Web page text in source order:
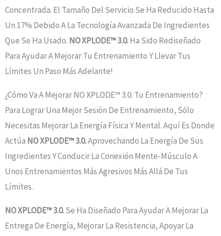
Concentrada. El Tamaño Del Servicio Se Ha Reducido Hasta
Un 17% Debido A La Tecnología Avanzada De Ingredientes
Que Se Ha Usado. NO XPLODE™ 3.0.Ha Sido Rediseñado
Para Ayudar A Mejorar Tu Entrenamiento Y Llevar Tus
Límites Un Paso Más Adelante!
¿Cómo Va A Mejorar NO XPLODE™ 3.0. Tu Entrenamiento?
Para Lograr Una Mejor Sesión De Entrenamiento, Sólo
Necesitas Mejorar La Energía Física Y Mental. Aquí Es Donde
Actúa NO XPLODE™ 3.0.Aprovechando La Energía De Sus
Ingredientes Y Conducir La Conexión Mente-Músculo A
Unos Entrenamientos Más Agresivos Más Allá De Tus
Límites.
NO XPLODE™ 3.0.Se Ha Diseñado Para Ayudar A Mejorar La
Entrega De Energía, Mejorar La Resistencia, Apoyar La